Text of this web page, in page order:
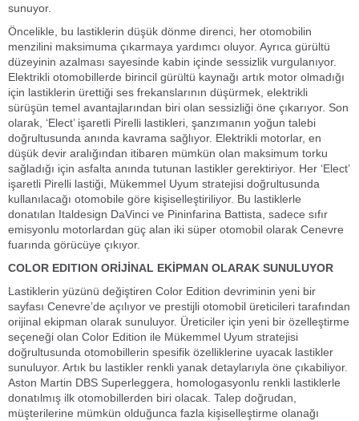
sunuyor.
Öncelikle, bu lastiklerin düşük dönme direnci, her otomobilin
menzilini maksimuma çıkarmaya yardımcı oluyor. Ayrıca gürültü
düzeyinin azalması sayesinde kabin içinde sessizlik vurgulanıyor.
Elektrikli otomobillerde birincil gürültü kaynağı artık motor olmadığı
için lastiklerin ürettiği ses frekanslarının düşürmek, elektrikli
sürüşün temel avantajlarından biri olan sessizliği öne çıkarıyor. Son
olarak, ‘Elect’ işaretli Pirelli lastikleri, şanzımanın yoğun talebi
doğrultusunda anında kavrama sağlıyor. Elektrikli motorlar, en
düşük devir aralığından itibaren mümkün olan maksimum torku
sağladığı için asfalta anında tutunan lastikler gerektiriyor. Her ‘Elect’
işaretli Pirelli lastiği, Mükemmel Uyum stratejisi doğrultusunda
kullanılacağı otomobile göre kişiselleştiriliyor. Bu lastiklerle
donatılan Italdesign DaVinci ve Pininfarina Battista, sadece sıfır
emisyonlu motorlardan güç alan iki süper otomobil olarak Cenevre
fuarında görücüye çıkıyor.
COLOR EDITION ORİJİNAL EKİPMAN OLARAK SUNULUYOR
Lastiklerin yüzünü değiştiren Color Edition devriminin yeni bir
sayfası Cenevre’de açılıyor ve prestijli otomobil üreticileri tarafından
orijinal ekipman olarak sunuluyor. Üreticiler için yeni bir özelleştirme
seçeneği olan Color Edition ile Mükemmel Uyum stratejisi
doğrultusunda otomobillerin spesifik özelliklerine uyacak lastikler
sunuluyor. Artık bu lastikler renkli yanak detaylarıyla öne çıkabiliyor.
Aston Martin DBS Superleggera, homologasyonlu renkli lastiklerle
donatılmış ilk otomobillerden biri olacak. Talep doğrudan,
müşterilerine mümkün olduğunca fazla kişiselleştirme olanağı